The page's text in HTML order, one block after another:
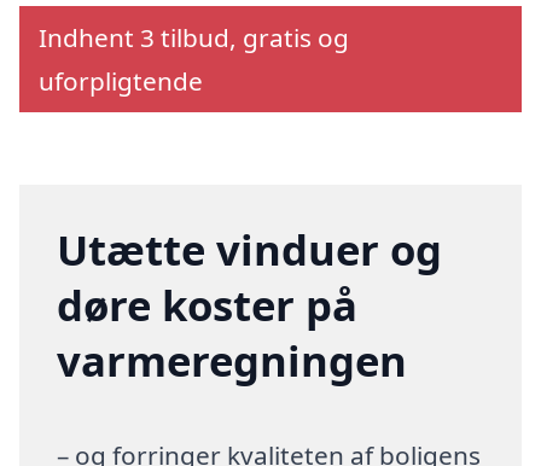
Indhent 3 tilbud, gratis og
uforpligtende
Utætte vinduer og
døre koster på
varmeregningen
– og forringer kvaliteten af boligens